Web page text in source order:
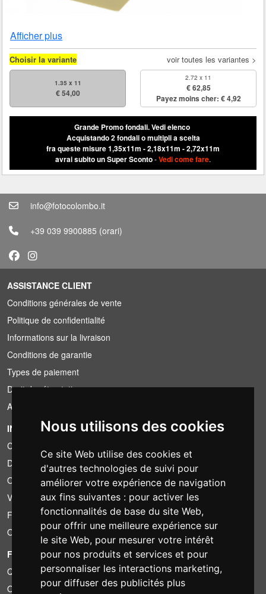
Nous utilisons des cookies
Ce site Web utilise des cookies et
d'autres technologies de suivi pour
améliorer votre expérience de navigation
aux fins suivantes : pour activer les
fonctionnalités de base du site Web,
pour offrir une meilleure expérience sur
le site Web, pour mesurer votre intérêt
pour nos produits et services et pour
personnaliser les interactions marketing,
pour diffuser des publicités plus
Afficher plus
Choisir la variante voir toutes les variantes >
1.35 x 11
€ 54,00
2.72 x 11
€ 62,85
Payez moins cher: € 4,92
Grande Promo fondali.Vedi elenco
Acquistando 2 fondali o multipli a scelta
fra queste misure 1,35x11m - 2,18x11m - 2,72x11m
avrai subito un Super Sconto-Vedi come fare.
info@fotocolombo.it
+39 039 9900885 (orari)
ASSISTANCE CLIENT
Conditions générales de vente
Politique de confidentialité
Informations sur la livraison
Conditions de garantie
Types de paiement
Droit de rétractation
Application de la TVA
INFORMATION
Conditions de location
Devis
Offre groupée
Vous avez trouvé moins cher?
Financement
Occasion
FOTOCOLOMBO.IT
Qui sommes-nous
Où nous trouver